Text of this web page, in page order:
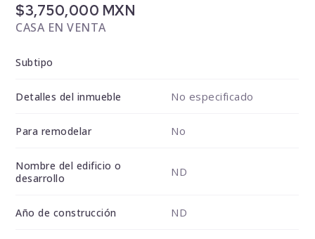
$3,750,000 MXN
CASA EN VENTA
Subtipo
Detalles del inmueble No especificado
Para remodelar No
Nombre del edificio o
desarrollo
ND
Año de construcción ND